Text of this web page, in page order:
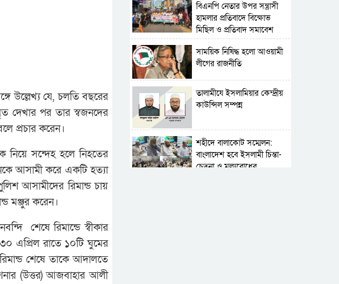
উল্লেখ্য যে, চলতি বছরের
দেখার পর তার স্বজনদের
প্রচার করেন।
নিয়ে সন্দেহ হলে নিহতের
আসামী করে একটি হত্যা
আসামীদের রিমান্ড চায়
মঞ্জুর করেন।
শেষে রিমান্ডে স্বীকার
এপ্রিল রাতে ১০টি ঘুমের
শেষে তাকে আদালতে
(উত্তর) আজবাহার আলী
বিএনপি নেতার উপর সন্ত্রাসী
হামলার প্রতিবাদে বিক্ষোভ
মিছিল ও প্রতিবাদ সমাবেশ
সাময়িক নিষিদ্ধ হলো আওয়ামী
লীগের রাজনীতি
‎তালামীযে ইসলামিয়ার কেন্দ্রীয়
কাউন্সিল সম্পন্ন
শহীদে বালাকোট সম্মেলন:
বাংলাদেশ হবে ইসলামী চিন্তা-
চেতনা ও মূল্যবোধের